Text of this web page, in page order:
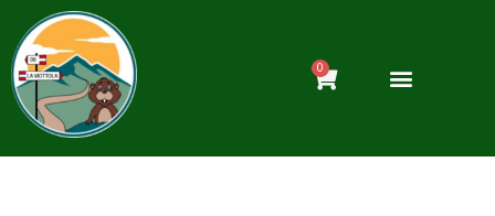
contenuto
0
Carrello